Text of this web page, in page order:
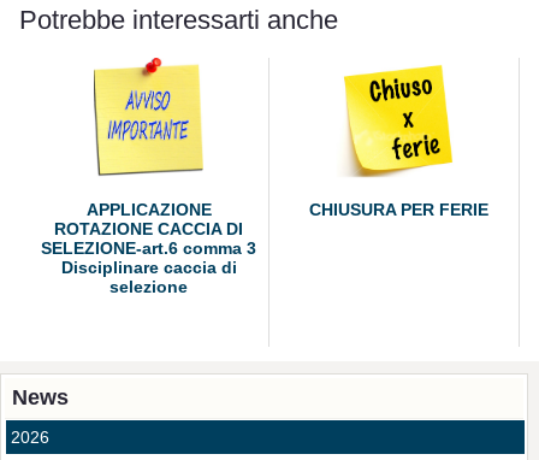
Potrebbe interessarti anche
APPLICAZIONE
ROTAZIONE CACCIA DI
SELEZIONE-art.6 comma 3
Disciplinare caccia di
selezione
CHIUSURA PER FERIE
News
2026